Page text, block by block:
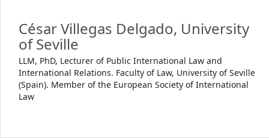
César Villegas Delgado, University
of Seville
LLM, PhD, Lecturer of Public International Law and
International Relations. Faculty of Law, University of Seville
(Spain). Member of the European Society of International
Law